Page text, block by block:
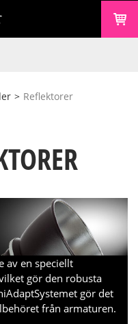
> Reflektorer
av en speciellt
gör den robusta
gör det
från armaturen.